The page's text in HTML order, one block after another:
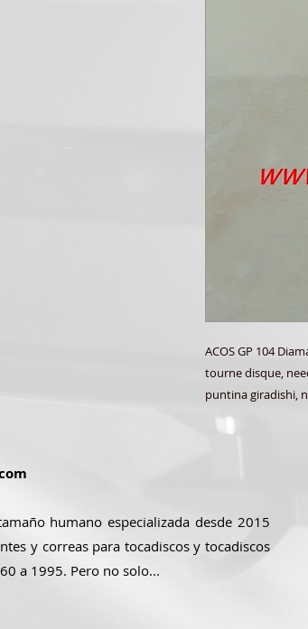
ACOS GP 104
tourne disque,
puntina giradishi,
humano especializada desde 2015
y correas para tocadiscos y tocadiscos
a 1995. Pero no solo...